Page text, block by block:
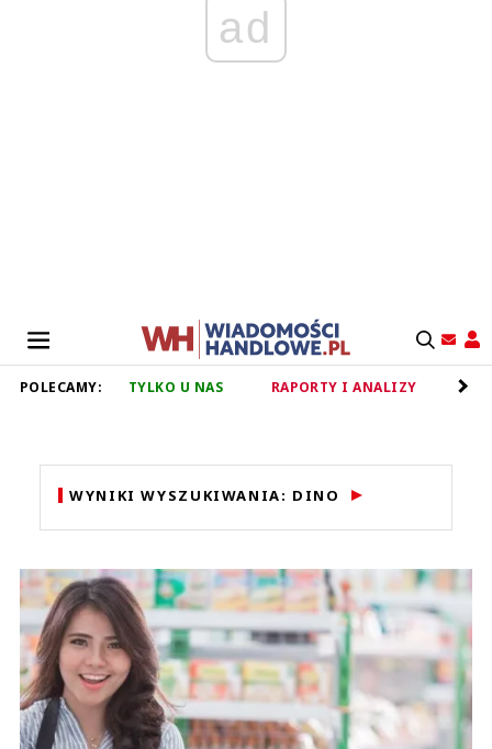
ad
POLECAMY: TYLKO U NAS RAPORTY I ANALIZY
WYNIKI WYSZUKIWANIA: DINO